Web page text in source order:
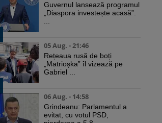
Guvernul lansează programul
„Diaspora investește acasă”.
05 Aug. - 21:46
Rețeaua rusă de boți
„Matrioșka” îl vizează pe
Gabriel ...
06 Aug. - 14:58
Grindeanu: Parlamentul a
evitat, cu votul PSD,